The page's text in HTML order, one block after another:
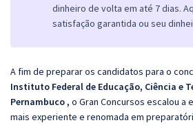
dinheiro de volta em até 7 dias.
satisfação garantida ou seu
A fim de preparar os candidatos para o
Instituto Federal de Educação, Ciência e
Pernambuco, o Gran Concursos escalou
mais experiente e renomada em